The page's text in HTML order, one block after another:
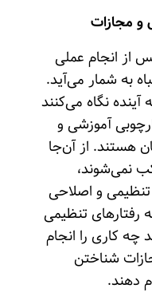
و مجازات
از انجام عملی
به شمار می‌آید.
آینده نگاه می‌کنند
آموزشی و
هستند. از آن‌جا
نمی‌شوند،
و اصلاحی
رفتارهای تنظیمی
چه کاری را انجام
شناختن
دهند.